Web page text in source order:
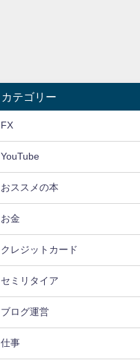
カテゴリー
FX
YouTube
おススメの本
お金
クレジットカード
セミリタイア
ブログ運営
仕事